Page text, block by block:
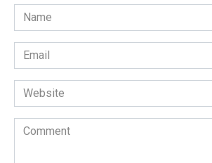
Name
*
Email
*
Website
Comment